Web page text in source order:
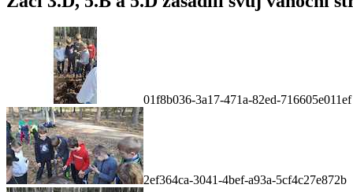
01f8b036-3a17-471a-82ed-716605e011ef
2ef364ca-3041-4bef-a93a-5cf4c27e872b